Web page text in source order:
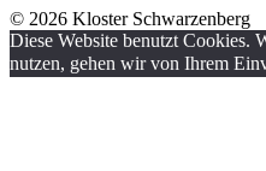
© 2026 Kloster Schwarzenberg
Diese Website benutzt Cookies.
nutzen, gehen wir von Ihrem